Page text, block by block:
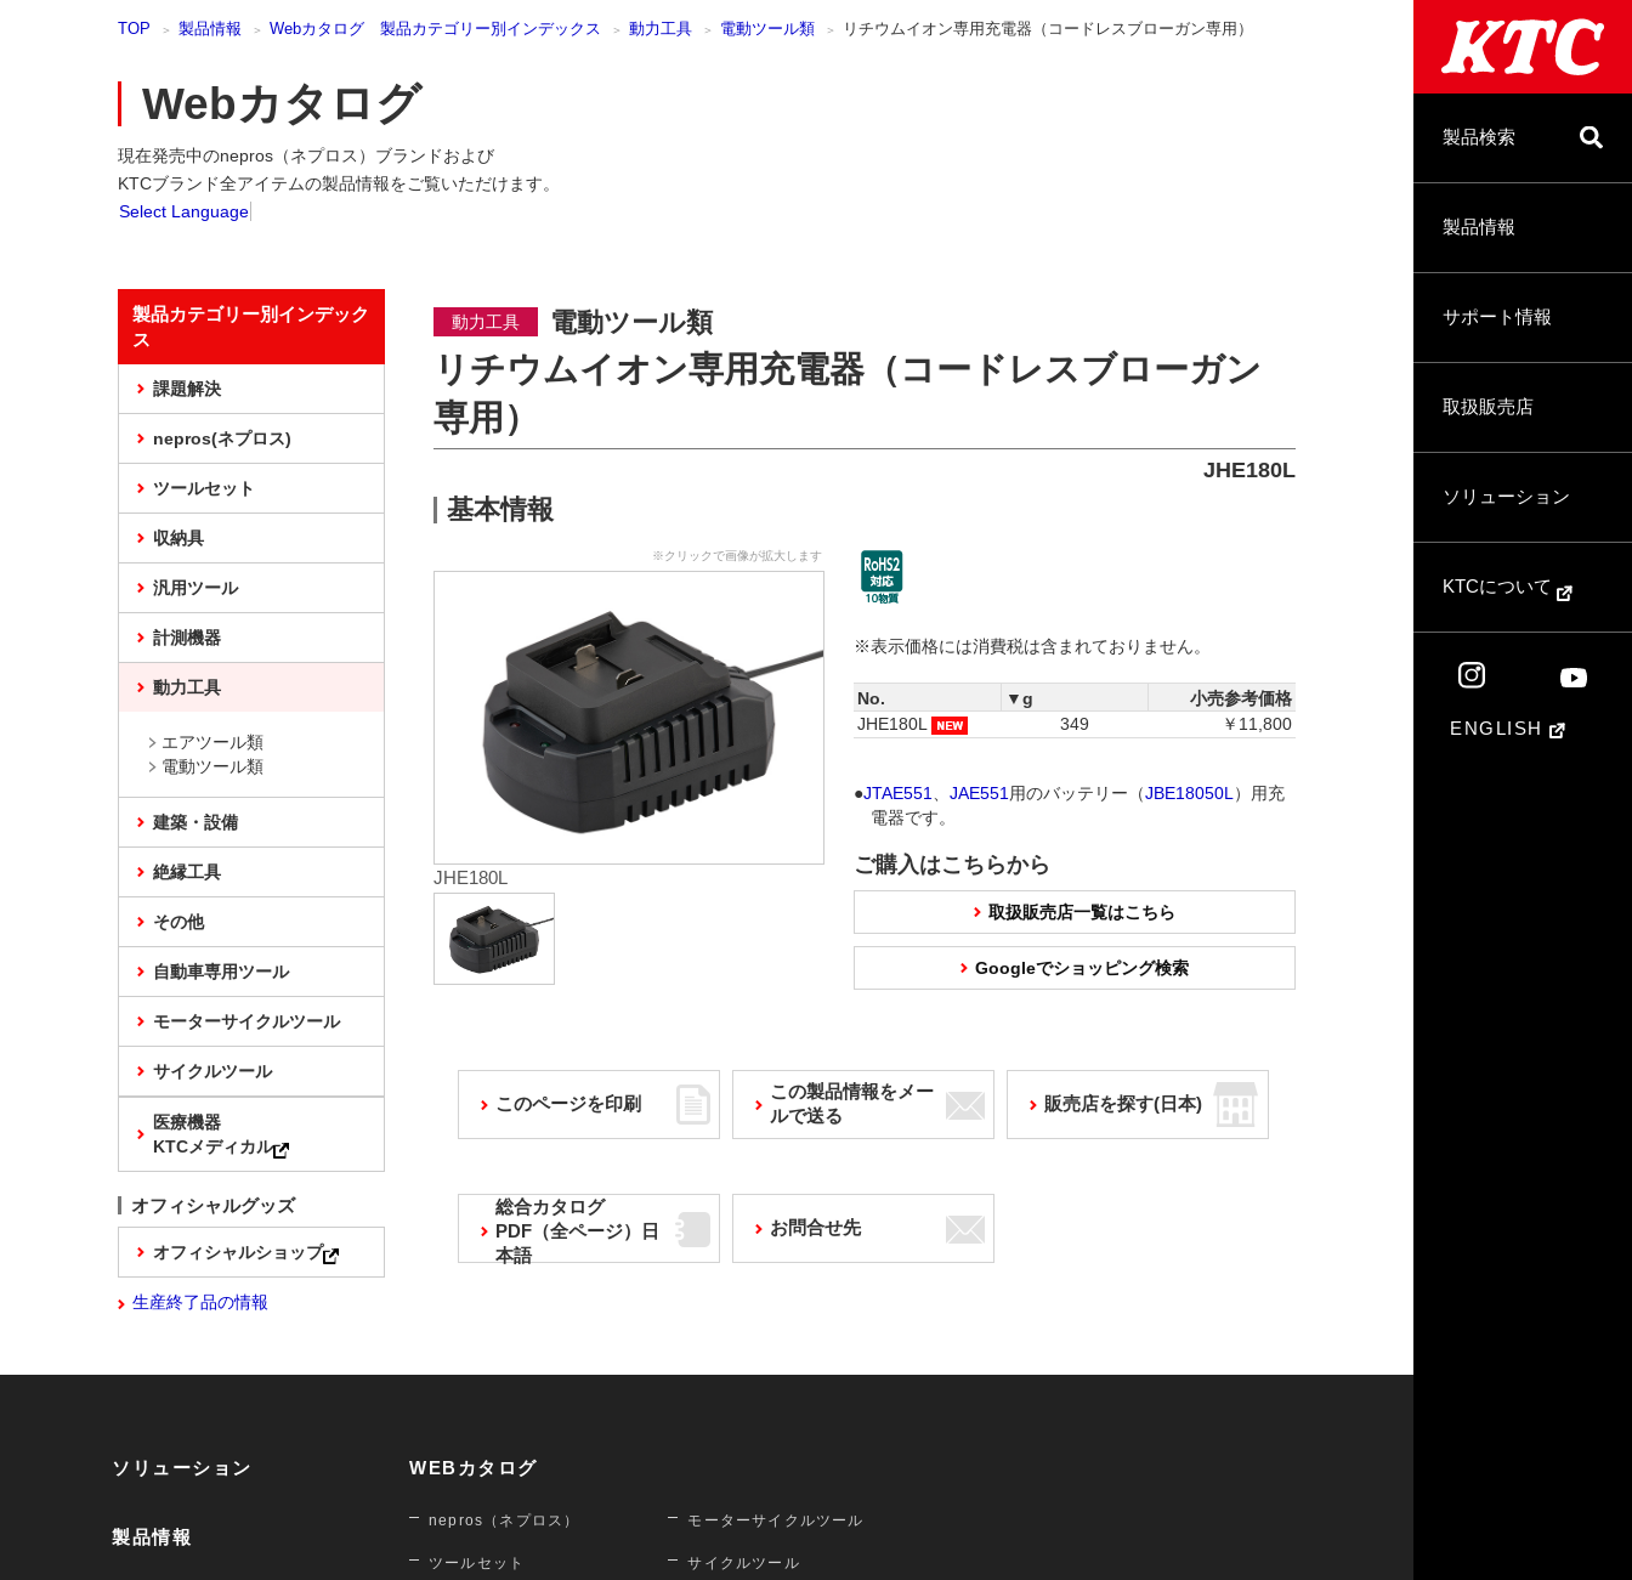
製品検索
製品情報
サポート情報
取扱販売店
ソリューション
KTCについて
ENGLISH
TOP 製品情報 Webカタログ 製品カテゴリー別インデックス 動力工具 電動ツール類 リチウムイオン専用充電器（コードレスブローガン専用）
Webカタログ
現在発売中のnepros（ネプロス）ブランドおよび
KTCブランド全アイテムの製品情報をご覧いただけます。
Select Language
動力工具 電動ツール類
リチウムイオン専用充電器（コードレスブローガン
専用）
JHE180L
基本情報
※クリックで画像が拡大します
JHE180L
※表示価格には消費税は含まれておりません。
No. ▼g
小売参考価格
JHE180L
349 ￥11,800
●JTAE551 JAE551 用のバッテリー（JBE18050L ）用充
電器です。
ご購入はこちらから
取扱販売店一覧はこちら
Googleでショッピング検索
このページを印刷
この製品情報をメー
ルで送る
販売店を探す(日本)
総合カタログ
PDF（全ページ）日
本語
お問合せ先
製品カテゴリー別インデック
ス
課題解決
nepros(ネプロス)
ツールセット
収納具
汎用ツール
計測機器
動力工具
エアツール類
電動ツール類
建築・設備
絶縁工具
その他
自動車専用ツール
モーターサイクルツール
サイクルツール
医療機器
KTCメディカル
オフィシャルグッズ
オフィシャルショップ
生産終了品の情報
ソリューション
製品情報
WEBカタログ
nepros（ネプロス）
ツールセット
モーターサイクルツール
サイクルツール